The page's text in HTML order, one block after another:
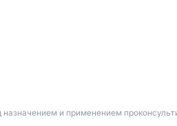
и применением